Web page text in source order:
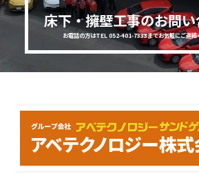
床下・擁壁工事のお問
お電話の方はTEL 052-401-7333までお気軽にご連絡